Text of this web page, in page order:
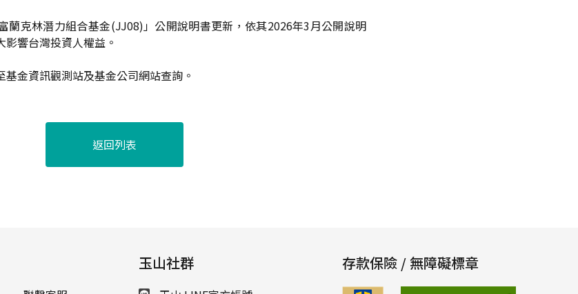
蘭克林潛力組合基金(JJ08)」公開說明書更新，依其2026年3月公開說明
響台灣投資人權益。
金資訊觀測站及基金公司網站查詢。
返回列表
玉山社群 存款保險 / 無障礙標章